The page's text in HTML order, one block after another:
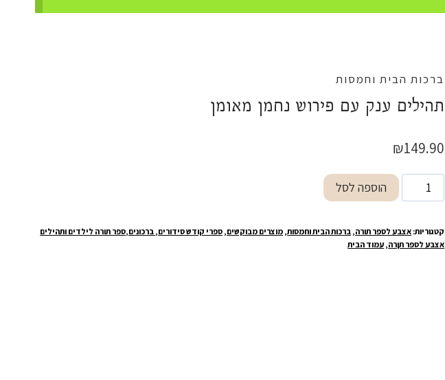
ברכות הבית וחמסות
תהילים ענק עם פירוש נחמן מאומן
₪149.90
כמות
של
ענק
הוספה לסל
קטגוריות: אצבע לספר תורה, ברכות הבית וחמסות, מוצרים מבוקשים, ספרי קודש סידורים, ברכונים,ספר תורה לילדים ותהילים
אצבע לספר תןרה, עמוד הבית